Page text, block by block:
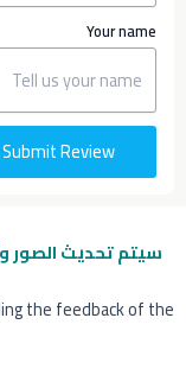
سيتم تحديث الصور
the feedback of the
Your name
Submit Review